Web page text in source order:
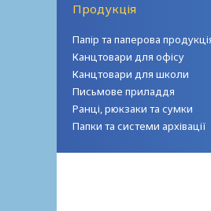
Продукція
Папір та паперова
Канцтовари для офісу
Канцтовари для школи
Письмове приладдя
Ранці, рюкзаки та сумки
Папки та системи архівації